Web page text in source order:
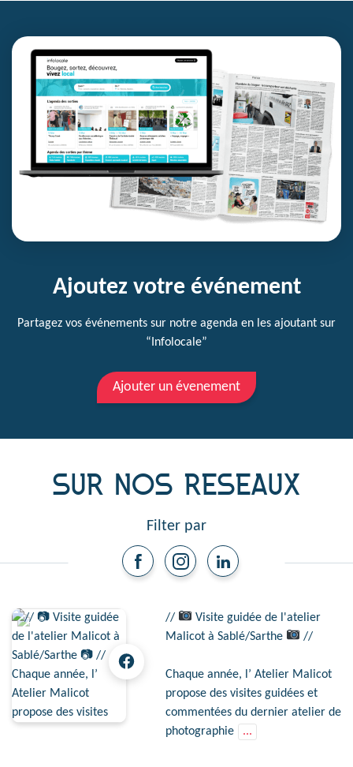
Ajoutez votre événement
Partagez vos événements sur notre agenda en les ajoutant sur
“Infolocale”
Ajouter un évenement
SUR NOS RESEAUX
Filter par
//
Visite guidée de l'atelier
Malicot à Sablé/Sarthe
//
Chaque année, l’ Atelier Malicot
propose des visites guidées et
commentées du dernier atelier de
photographie
...